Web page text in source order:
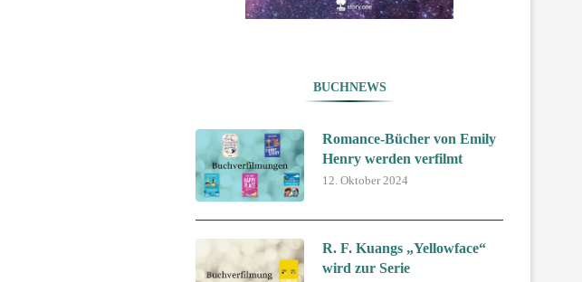
BUCHNEWS
Romance-Bücher von Emily
Henry werden verfilmt
12. Oktober 2024
R. F. Kuangs „Yellowface“
wird zur Serie